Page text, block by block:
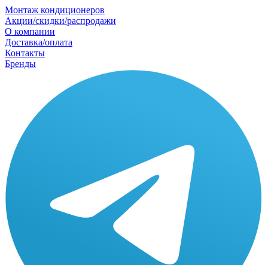
Монтаж кондиционеров
Акции/скидки/распродажи
О компании
Доставка/оплата
Контакты
Бренды